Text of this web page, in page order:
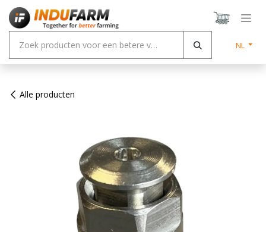
Overslaan naar inhoud
NL
Alle producten